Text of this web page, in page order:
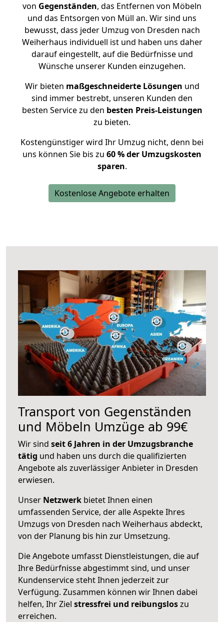
von Gegenständen, das Entfernen von Möbeln
und das Entsorgen von Müll an. Wir sind uns
bewusst, dass jeder Umzug von Dresden nach
Weiherhaus individuell ist und haben uns daher
darauf eingestellt, auf die Bedürfnisse und
Wünsche unserer Kunden einzugehen.
Wir bieten maßgeschneiderte Lösungen und
sind immer bestrebt, unseren Kunden den
besten Service zu den besten Preis-Leistungen
zu bieten.
Kostengünstiger wird Ihr Umzug nicht, denn bei
uns können Sie bis zu 60 % der Umzugskosten
sparen.
Kostenlose Angebote erhalten
Transport von Gegenständen
und Möbeln Umzüge ab 99€
Wir sind seit 6 Jahren in der Umzugsbranche
tätig und haben uns durch die qualifizierten
Angebote als zuverlässiger Anbieter in Dresden
erwiesen.
Unser Netzwerk bietet Ihnen einen
umfassenden Service, der alle Aspekte Ihres
Umzugs von Dresden nach Weiherhaus abdeckt,
von der Planung bis hin zur Umsetzung.
Die Angebote umfasst Dienstleistungen, die auf
Ihre Bedürfnisse abgestimmt sind, und unser
Kundenservice steht Ihnen jederzeit zur
Verfügung. Zusammen können wir Ihnen dabei
helfen, Ihr Ziel stressfrei und reibungsloszu
erreichen.